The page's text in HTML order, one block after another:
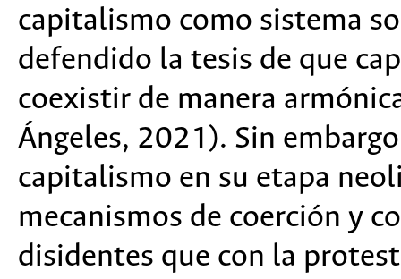
capitalismo como sistema
defendido la tesis de que
coexistir de manera
Ángeles, 2021). Sin
capitalismo en su etapa
mecanismos de coerción y
disidentes que con la